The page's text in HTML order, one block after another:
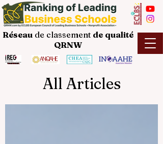
Réseau de classement de qualité
QRNW
All Articles